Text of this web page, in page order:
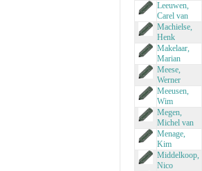
Leeuwen,
Carel van
Machielse,
Henk
Makelaar,
Marian
Meese,
Werner
Meeusen,
Wim
Megen,
Michel van
Menage,
Kim
Middelkoop,
Nico